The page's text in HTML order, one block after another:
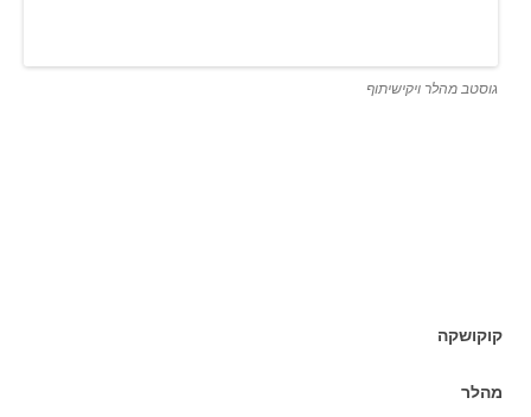
גוסטב מהלר ויקישיתוף
קוקושקה
מהלר